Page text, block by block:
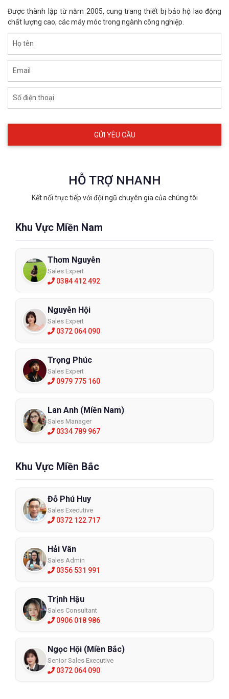
Được thành lập từ năm 2005, cung trang thiết bị bảo hộ lao động
chất lượng cao, các máy móc trong ngành công nghiệp.
Họ tên
Email
Số điện thoại
HỖ TRỢ NHANH
Kết nối trực tiếp với đội ngũ chuyên gia của chúng tôi
Khu Vực Miền Nam
Thơm Nguyễn
Sales Expert
0384 412 492
Nguyễn Hội
Sales Expert
0372 064 090
Trọng Phúc
Sales Expert
0979 775 160
Lan Anh (Miền Nam)
Sales Manager
0334 789 967
Khu Vực Miền Bắc
Đỗ Phú Huy
Sales Executive
0372 122 717
Hải Vân
Sales Admin
0356 531 991
Trịnh Hậu
Sales Consultant
0906 018 986
Ngọc Hội (Miền Bắc)
Senior Sales Executive
0372 064 090